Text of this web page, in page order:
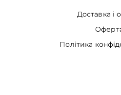
Доставка і
Політика